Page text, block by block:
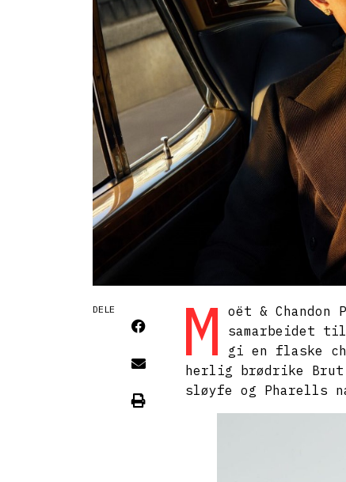
DELE M
oët &
samarbeidet
gi en flaske
herlig brødrike Brut
sløyfe og Pharells